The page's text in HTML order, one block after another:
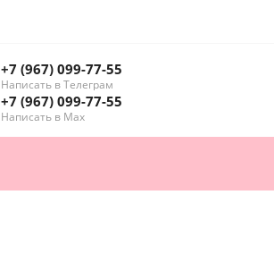
+7 (967) 099-77-55
Написать в Телеграм
+7 (967) 099-77-55
Написать в Мах